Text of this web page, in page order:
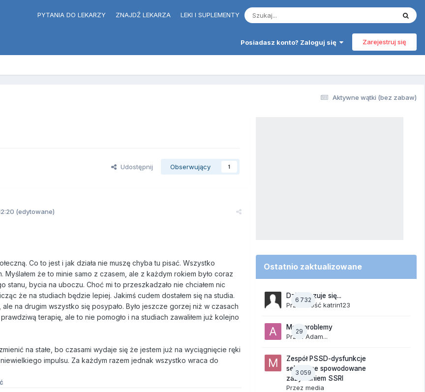
PYTANIA DO LEKARZY ZNAJDŹ LEKARZA LEKI I SUPLEMENTY
Posiadasz konto? Zaloguj się Zarejestruj się
Aktywne wątki (bez zabaw)
Udostępnij Obserwujący 1
(edytowane)
Co to jest i jak działa nie muszę chyba tu pisać. Wszystko
Myślałem że to minie samo z czasem, ale z każdym rokiem było coraz
stanu, bycia na uboczu. Choć mi to przeszkadzało nie chciałem nic
że na studiach będzie lepiej. Jakimś cudem dostałem się na studia.
na drugim wszystko się posypało. Było jeszcze gorzej niż w czasach
terapię, ale to nie pomogło i na studiach zawaliłem już kolejno
na stałe, bo czasami wydaje się że jestem już na wyciągnięcie ręki
impulsu. Za każdym razem jednak wszystko wraca do
Ostatnio zaktualizowane
6 732
Dzisiaj czuje się...
Przez Gość katrin123
29
Moje problemy
Przez Adam...
3 059
Zespół PSSD-dysfunkcje
seksualne spowodowane
zażywaniem SSRI
Przez media